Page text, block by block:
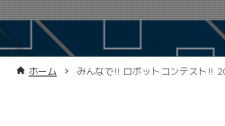
ホーム みんなで!! ロボットコンテスト!!